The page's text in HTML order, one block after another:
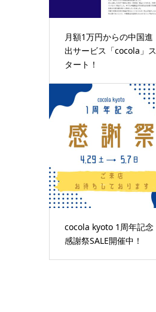
月額1万円からの中国進
出サービス「cocola」ス
タート！
cocola kyoto 1周年記念
感謝祭SALE開催中！